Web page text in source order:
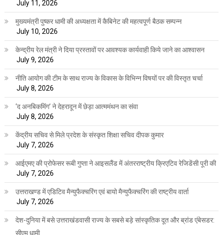
July 11, 2026
मुख्यमंत्री पुष्कर धामी की अध्यक्षता में कैबिनेट की महत्वपूर्ण बैठक सम्पन्न
July 10, 2026
केन्द्रीय रेल मंत्री ने दिया प्रस्तावों पर आवश्यक कार्यवाही किये जाने का आश्वासन
July 9, 2026
नीति आयोग की टीम के साथ राज्य के विकास के विभिन्न विषयों पर की विस्तृत चर्चा
July 8, 2026
‘द अनबिकमिंग’ ने देहरादून में छेड़ा आत्ममंथन का संवा
July 8, 2026
केंद्रीय सचिव से मिले प्रदेश के संस्कृत शिक्षा सचिव दीपक कुमार
July 7, 2026
आईएमए की प्रोफेसर रूबी गुप्ता ने आइसलैंड में अंतरराष्ट्रीय क्रिएटिव रेजिडेंसी पूरी की
July 7, 2026
उत्तराखण्ड में एडिटिव मैन्युफैक्चरिंग एवं बायो मैन्युफैक्चरिंग की राष्ट्रीय वार्ता
July 7, 2026
देश-दुनिया में बसे उत्तराखंडवासी राज्य के सबसे बड़े सांस्कृतिक दूत और ब्रांड एंबेसडर:
सीएम धामी